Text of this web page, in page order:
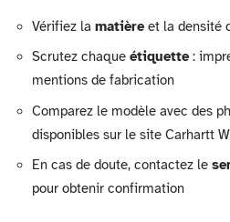
Vérifiez la matièreet la densité
Scrutez chaque étiquette:
mentions de fabrication
Comparez le modèle avec des
disponibles sur le site Carhartt
En cas de doute, contactez le
pour obtenir confirmation